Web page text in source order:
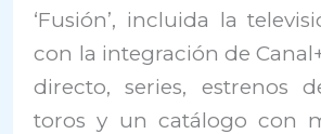
‘Fusión’, incluida la
con la integración de
directo, series, estrenos
toros y un catálogo con